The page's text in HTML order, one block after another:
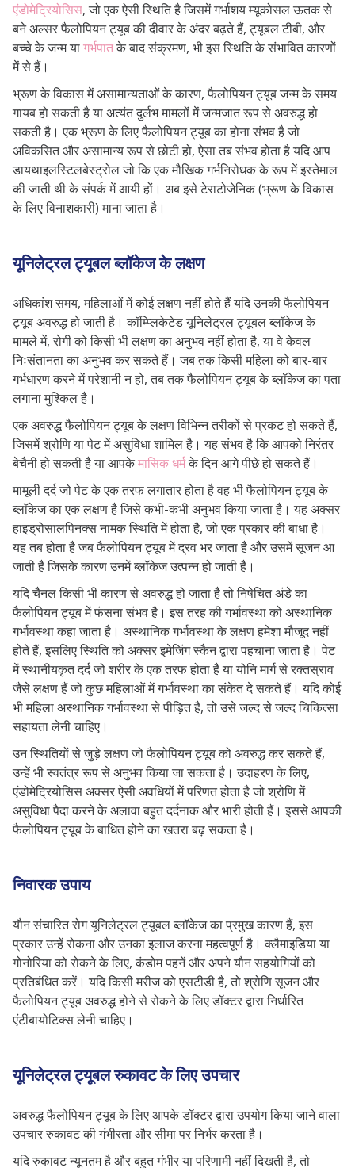
एंडोमेट्रियोसिस, जो एक ऐसी स्थिति है जिसमें गर्भाशय म्यूकोसल ऊतक से
बने अल्सर फैलोपियन ट्यूब की दीवार के अंदर बढ़ते हैं, ट्यूबल टीबी, और
बच्चे के जन्म यागर्भपातके बाद संक्रमण, भी इस स्थिति के संभावित कारणों
में से हैं।
भ्रूण के विकास में असामान्यताओं के कारण, फैलोपियन ट्यूब जन्म के समय
गायब हो सकती है या अत्यंत दुर्लभ मामलों में जन्मजात रूप से अवरुद्ध हो
सकती है। एक भ्रूण के लिए फैलोपियन ट्यूब का होना संभव है जो
अविकसित और असामान्य रूप से छोटी हो, ऐसा तब संभव होता है यदि आप
डायथाइलस्टिलबेस्ट्रोल जो कि एक मौखिक गर्भनिरोधक के रूप में इस्तेमाल
की जाती थी के संपर्क में आयी हों। अब इसे टेराटोजेनिक (भ्रूण के विकास
के लिए विनाशकारी) माना जाता है।
यूनिलेट्रल ट्यूबल ब्लॉकेज के लक्षण
अधिकांश समय, महिलाओं में कोई लक्षण नहीं होते हैं यदि उनकी फैलोपियन
ट्यूब अवरुद्ध हो जाती है। कॉम्प्लिकेटेड यूनिलेट्रल ट्यूबल ब्लॉकेज के
मामले में, रोगी को किसी भी लक्षण का अनुभव नहीं होता है, या वे केवल
निःसंतानता का अनुभव कर सकते हैं। जब तक किसी महिला को बार-बार
गर्भधारण करने में परेशानी न हो, तब तक फैलोपियन ट्यूब के ब्लॉकेज का पता
लगाना मुश्किल है।
एक अवरुद्ध फैलोपियन ट्यूब के लक्षण विभिन्न तरीकों से प्रकट हो सकते हैं,
जिसमें श्रोणि या पेट में असुविधा शामिल है। यह संभव है कि आपको निरंतर
बेचैनी हो सकती है या आपकेमासिक धर्मके दिन आगे पीछे हो सकते हैं।
मामूली दर्द जो पेट के एक तरफ लगातार होता है वह भी फैलोपियन ट्यूब के
ब्लॉकेज का एक लक्षण है जिसे कभी-कभी अनुभव किया जाता है। यह अक्सर
हाइड्रोसालपिनक्स नामक स्थिति में होता है, जो एक प्रकार की बाधा है।
यह तब होता है जब फैलोपियन ट्यूब में द्रव भर जाता है और उसमें सूजन आ
जाती है जिसके कारण उनमें ब्लॉकेज उत्पन्न हो जाती है।
यदि चैनल किसी भी कारण से अवरुद्ध हो जाता है तो निषेचित अंडे का
फैलोपियन ट्यूब में फंसना संभव है। इस तरह की गर्भावस्था को अस्थानिक
गर्भावस्था कहा जाता है। अस्थानिक गर्भावस्था के लक्षण हमेशा मौजूद नहीं
होते हैं, इसलिए स्थिति को अक्सर इमेजिंग स्कैन द्वारा पहचाना जाता है। पेट
में स्थानीयकृत दर्द जो शरीर के एक तरफ होता है या योनि मार्ग से रक्तस्राव
जैसे लक्षण हैं जो कुछ महिलाओं में गर्भावस्था का संकेत दे सकते हैं। यदि कोई
भी महिला अस्थानिक गर्भावस्था से पीड़ित है, तो उसे जल्द से जल्द चिकित्सा
सहायता लेनी चाहिए।
उन स्थितियों से जुड़े लक्षण जो फैलोपियन ट्यूब को अवरुद्ध कर सकते हैं,
उन्हें भी स्वतंत्र रूप से अनुभव किया जा सकता है। उदाहरण के लिए,
एंडोमेट्रियोसिस अक्सर ऐसी अवधियों में परिणत होता है जो श्रोणि में
असुविधा पैदा करने के अलावा बहुत दर्दनाक और भारी होती हैं। इससे आपकी
फैलोपियन ट्यूब के बाधित होने का खतरा बढ़ सकता है।
निवारक उपाय
यौन संचारित रोग यूनिलेट्रल ट्यूबल ब्लॉकेज का प्रमुख कारण हैं, इस
प्रकार उन्हें रोकना और उनका इलाज करना महत्वपूर्ण है। क्लैमाइडिया या
गोनोरिया को रोकने के लिए, कंडोम पहनें और अपने यौन सहयोगियों को
प्रतिबंधित करें। यदि किसी मरीज को एसटीडी है, तो श्रोणि सूजन और
फैलोपियन ट्यूब अवरुद्ध होने से रोकने के लिए डॉक्टर द्वारा निर्धारित
एंटीबायोटिक्स लेनी चाहिए।
यूनिलेट्रल ट्यूबल रुकावट के लिए उपचार
अवरुद्ध फैलोपियन ट्यूब के लिए आपके डॉक्टर द्वारा उपयोग किया जाने वाला
उपचार रुकावट की गंभीरता और सीमा पर निर्भर करता है।
यदि रुकावट न्यूनतम है और बहुत गंभीर या परिणामी नहीं दिखती है, तो